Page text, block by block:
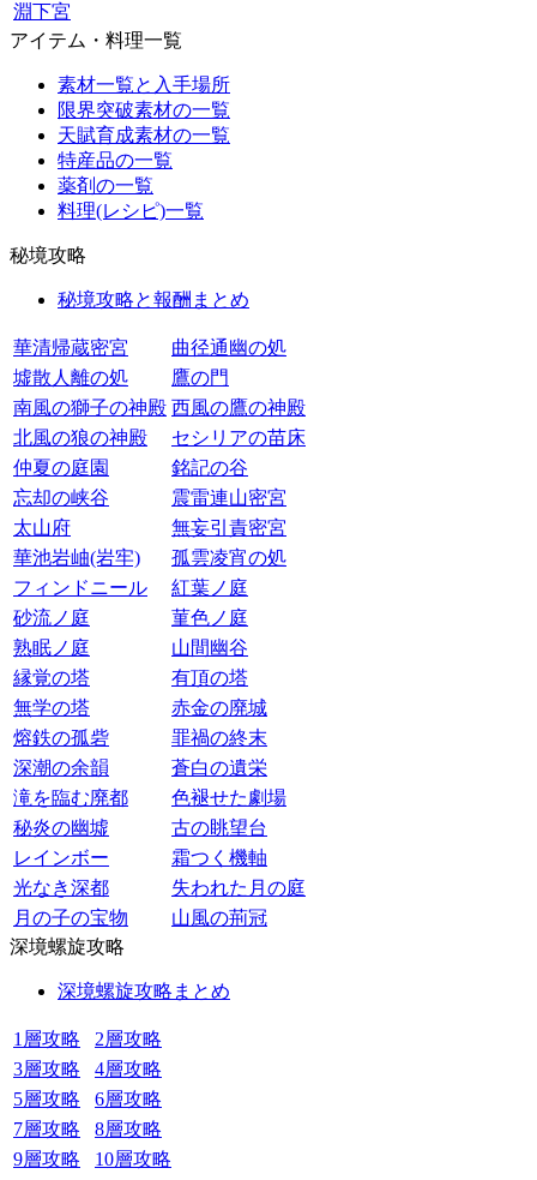
淵下宮
アイテム・料理一覧
素材一覧と入手場所
限界突破素材の一覧
天賦育成素材の一覧
特産品の一覧
薬剤の一覧
料理(レシピ)一覧
秘境攻略
秘境攻略と報酬まとめ
華清帰蔵密宮
曲径通幽の処
墟散人離の処
鷹の門
南風の獅子の神殿 西風の鷹の神殿
北風の狼の神殿
セシリアの苗床
仲夏の庭園
銘記の谷
忘却の峡谷
震雷連山密宮
太山府
無妄引責密宮
華池岩岫(岩牢)
孤雲凌宵の処
フィンドニール
紅葉ノ庭
砂流ノ庭
菫色ノ庭
熟眠ノ庭
山間幽谷
縁覚の塔
有頂の塔
無学の塔
赤金の廃城
熔鉄の孤砦
罪禍の終末
深潮の余韻
蒼白の遺栄
滝を臨む廃都
色褪せた劇場
秘炎の幽墟
古の眺望台
レインボー
霜つく機軸
光なき深都
失われた月の庭
月の子の宝物
山風の荊冠
深境螺旋攻略
深境螺旋攻略まとめ
1層攻略
2層攻略
3層攻略
4層攻略
5層攻略
6層攻略
7層攻略
8層攻略
9層攻略
10層攻略